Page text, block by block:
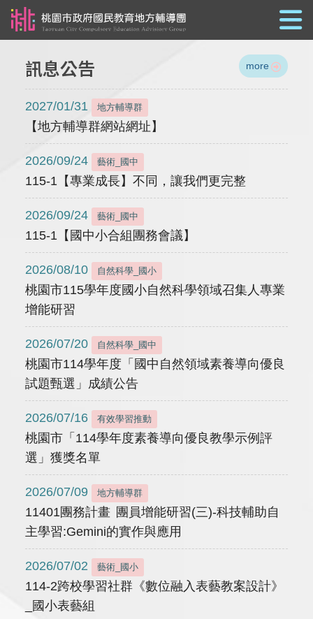
訊息公告 more
2027/01/31 地方輔導群
【地方輔導群網站網址】
2026/09/24 藝術_國中
115-1【專業成長】不同，讓我們更完整
2026/09/24 藝術_國中
115-1【國中小合組團務會議】
2026/08/10 自然科學_國小
桃園市115學年度國小自然科學領域召集人專業
增能研習
2026/07/20 自然科學_國中
桃園市114學年度「國中自然領域素養導向優良
試題甄選」成績公告
2026/07/16 有效學習推動
桃園市「114學年度素養導向優良教學示例評
選」獲獎名單
2026/07/09 地方輔導群
11401團務計畫 團員增能研習(三)-科技輔助自
主學習:Gemini的實作與應用
2026/07/02 藝術_國小
114-2跨校學習社群《數位融入表藝教案設計》
_國小表藝組